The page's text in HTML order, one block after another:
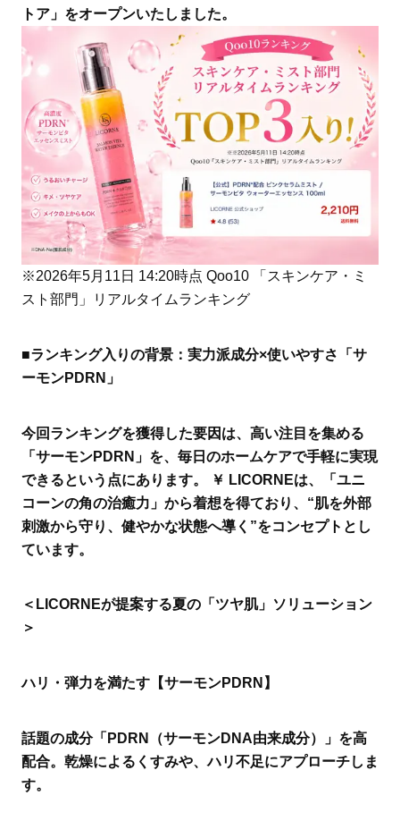
トア」をオープンいたしました。
※2026年5月11日 14:20時点 Qoo10 「スキンケア・ミ
スト部門」リアルタイムランキング
■ランキング入りの背景：実力派成分×使いやすさ「サ
ーモンPDRN」
今回ランキングを獲得した要因は、高い注目を集める
「サーモンPDRN」を、毎日のホームケアで手軽に実現
できるという点にあります。 ￥ LICORNEは、「ユニ
コーンの角の治癒力」から着想を得ており、“肌を外部
刺激から守り、健やかな状態へ導く”をコンセプトとし
ています。
＜LICORNEが提案する夏の「ツヤ肌」ソリューション
＞
ハリ・弾力を満たす【サーモンPDRN】
話題の成分「PDRN（サーモンDNA由来成分）」を高
配合。乾燥によるくすみや、ハリ不足にアプローチしま
す。